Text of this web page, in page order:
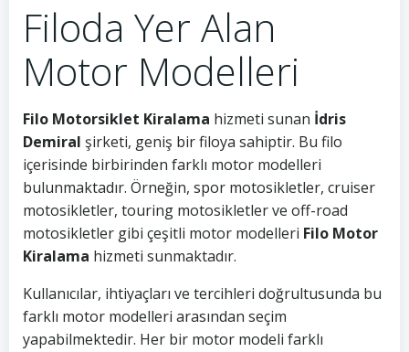
Filoda Yer Alan
Motor Modelleri
Filo Motorsiklet Kiralama hizmeti sunan İdris
Demiral şirketi, geniş bir filoya sahiptir. Bu filo
içerisinde birbirinden farklı motor modelleri
bulunmaktadır. Örneğin, spor motosikletler, cruiser
motosikletler, touring motosikletler ve off-road
motosikletler gibi çeşitli motor modelleri Filo Motor
Kiralama hizmeti sunmaktadır.
Kullanıcılar, ihtiyaçları ve tercihleri doğrultusunda bu
farklı motor modelleri arasından seçim
yapabilmektedir. Her bir motor modeli farklı